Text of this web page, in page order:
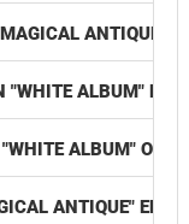
ANTIQUE"
"WHITE ALBUM"
ALBUM"
ANTIQUE"